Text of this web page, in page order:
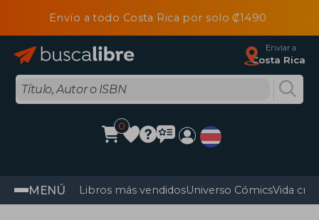
Envío a todo Costa Rica por solo ₡1490
Enviar a
Costa Rica
0
MENÚ Libros más vendidosUniverso CómicsVida